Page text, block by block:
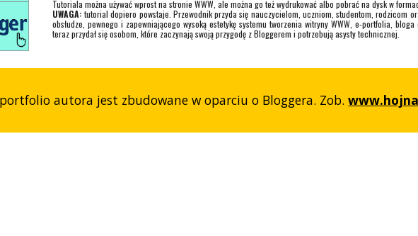
Tutoriala można używać wprost na stronie WWW, ale można go też wydrukować albo pobrać na dysk w
UWAGA: tutorial dopiero powstaje. Przewodnik przyda się nauczycielom, uczniom, studentom, rodzicom
obsłudze, pewnego i zapewniającego wysoką estetykę systemu tworzenia witryny WWW, e-portfolia,
teraz przydał się osobom, które zaczynają swoją przygodę z Bloggerem i potrzebują asysty technicznej.
portfolio autora jest zbudowane w oparciu o Bloggera. Zob.